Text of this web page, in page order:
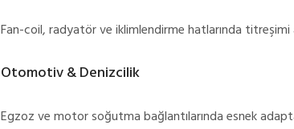
Fan-coil, radyatör ve iklimlendirme hatlarında
Otomotiv & Denizcilik
Egzoz ve motor soğutma bağlantılarında esnek